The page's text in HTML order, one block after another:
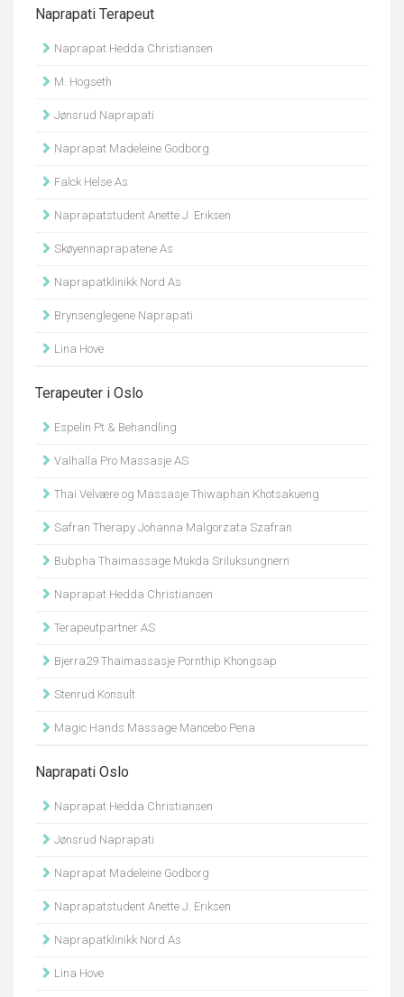
Naprapati Terapeut
Naprapat Hedda Christiansen
M. Hogseth
Jønsrud Naprapati
Naprapat Madeleine Godborg
Falck Helse As
Naprapatstudent Anette J. Eriksen
Skøyennaprapatene As
Naprapatklinikk Nord As
Brynsenglegene Naprapati
Lina Hove
Terapeuter i Oslo
Espelin Pt & Behandling
Valhalla Pro Massasje AS
Thai Velvære og Massasje Thiwaphan Khotsakueng
Safran Therapy Johanna Malgorzata Szafran
Bubpha Thaimassage Mukda Sriluksungnern
Naprapat Hedda Christiansen
Terapeutpartner AS
Bjerra29 Thaimassasje Pornthip Khongsap
Stenrud Konsult
Magic Hands Massage Mancebo Pena
Naprapati Oslo
Naprapat Hedda Christiansen
Jønsrud Naprapati
Naprapat Madeleine Godborg
Naprapatstudent Anette J. Eriksen
Naprapatklinikk Nord As
Lina Hove